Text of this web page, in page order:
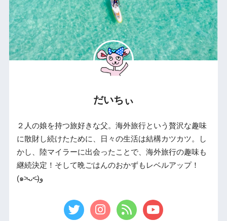
だいちぃ
２人の娘を持つ旅好きな父。海外旅行という贅沢な趣味
に散財し続けたために、日々の生活は結構カツカツ。し
かし、陸マイラーに出会ったことで、海外旅行の趣味も
継続決定！そして晩ごはんのおかずもレベルアップ！
(๑˃̵ᴗ˂̵)و